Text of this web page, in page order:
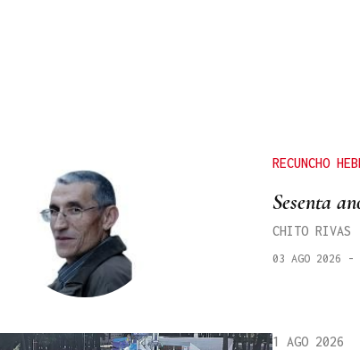
RECUNCHO
Sesenta
CHITO RIVAS
03 AGO 2026 -
1 AGO 2026